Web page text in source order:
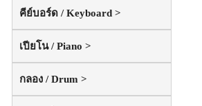
คีย์บอร์ด / Keyboard >
เปียโน / Piano >
กลอง / Drum >